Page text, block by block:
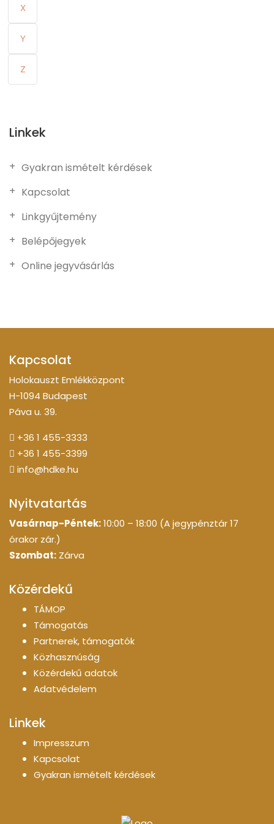
X
Y
Z
Linkek
Gyakran ismételt kérdések
Kapcsolat
Linkgyűjtemény
Belépőjegyek
Online jegyvásárlás
Kapcsolat
Holokauszt Emlékközpont
H-1094 Budapest
Páva u. 39.
+36 1 455-3333
+36 1 455-3399
info@hdke.hu
Nyitvatartás
Vasárnap-Péntek:10:00 – 18:00 (A jegypénztár 17
órakor zár.)
Szombat: Zárva
Közérdekű
TÁMOP
Támogatás
Partnerek, támogatók
Közhasznúság
Közérdekű adatok
Adatvédelem
Linkek
Impresszum
Kapcsolat
Gyakran ismételt kérdések